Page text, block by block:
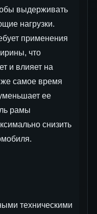
выдерживать
нагрузки.
применения
что
и влияет на
же самое время
ее
рамы
снизить
техническими